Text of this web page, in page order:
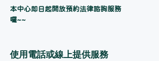
本中心即日起開放預約法律諮詢服務
囉~~
使用電話或線上提供服務